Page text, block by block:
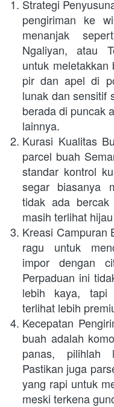
Strategi
pengiriman ke
menanjak
Ngaliyan, atau
untuk
pir dan apel di
lunak dan sensitif
berada di puncak
lainnya.
Kurasi Kualitas
parcel buah
standar kontrol
segar biasanya
tidak ada bercak
masih terlihat
Kreasi Campuran
ragu untuk
impor dengan
Perpaduan ini
lebih kaya, tapi
terlihat lebih
Kecepatan
buah adalah
panas, pilihlah
Pastikan juga
yang rapi untuk
meski terkena